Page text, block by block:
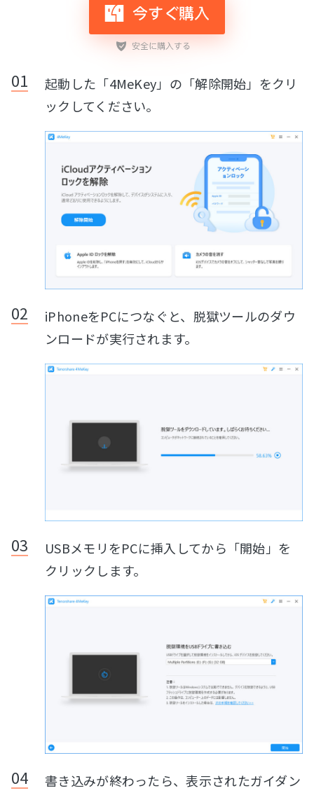
起動した「4MeKey」の「解除開始」をクリ
ックしてください。
iPhoneをPCにつなぐと、脱獄ツールのダウ
ンロードが実行されます。
USBメモリをPCに挿入してから「開始」を
クリックします。
書き込みが終わったら、表示されたガイダン